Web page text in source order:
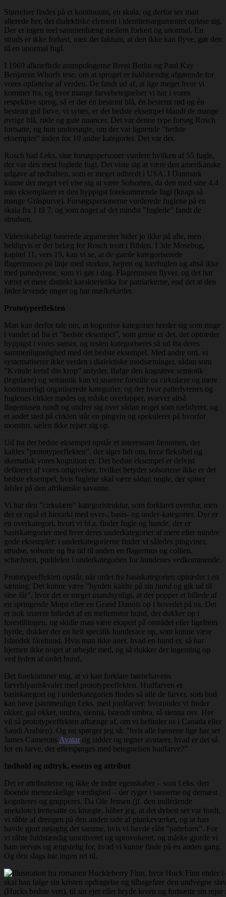
Størrelser findes på et kontinuum, en skala, og derfor ser man
allerede her, det dialektiske element i identitetsargumentet opløse sig.
Der er ingen reel sammenhæng mellem forkert og unormal. En
struds er ikke forkert, men det faktum, at den ikke kan flyve, gør den
til en unormal fugl.
I 1969 afkræftede antropologerne Brent Berlin og Paul Kay
Benjamin Whorfs tese, om at sproget er fuldstændig afgørende for
vores opfattelse af verden. De fandt ud af, at lige meget hvor vi
kommer fra, og hvor mange farvebetegnelser vi har i vores
respektive sprog, så er der én bestemt blå, én bestemt rød og én
bestemt gul farve, vi synes, er det bedste eksempel blandt de mange
øvrige blå, røde og gule nuancer. Det var denne type forsøg Rosch
fortsatte, og hun undersøgte, om der var lignende ”bedste
eksempler” inden for 10 andre kategorier. Det var der.
Rosch bad f.eks. sine forsøgspersoner vurdere hvilken af 55 fugle,
der var den mest fuglede fugl. Det viste sig at være den amerikanske
udgave af rødhalsen, som er meget udbredt i USA. I Danmark
kunne det meget vel vise sig at være Solsorten, da den med sine 4,4
mio eksemplarer er den hyppigst forekommende fugl (knapt så
mange Gråspurve). Forsøgspersonerne vurderede fuglene på en
skala fra 1 til 7, og som noget af det mindst ”fuglede” fandt de
strudsen.
Videnskabeligt baserede argumenter bider jo ikke på alle, men
heldigvis er der belæg for Rosch teori i Biblen. I 3de Mosebog,
kapitel 11, vers 19, kan vi se, at de gamle kategoriserede
flagermusen på linje med storken, hejren og hærfuglen og altså ikke
med pattedyrene, som vi gør i dag. Flagermusen flyver, og det har
været et mere distinkt karakteristika for patriarkerne, end det at den
føder levende unger og har mælkekirtler.
Prototypeeffekten
Man kan derfor tale om, at kognitive kategorier breder sig som ringe
i vandet ud fra et ”bedste eksempel”, som gerne er det, der optræder
hyppigst i vores sanser, og resten kategoriseres så ud fra deres
sammenlignelighed med det bedste eksempel. Med andre ord, vi
systematiserer ikke verden i dialektiske modsætninger, sådan som
”Kvinde kend din krop” antyder. Ifølge den kognitive semiotik
(tegnlære) og semantik kan vi snarere forstille os cirkulære og mere
kontinuerligt organiserede kategorier, og der hvor pattedyrenes og
fuglenes cirkler mødes og måske overlapper, svæver altså
flagemusen rundt og undrer sig over sådan noget som næbdyret, og
et andet sted på cirklen står en pingvin og spekulerer på hvorfor
monstro, sælen ikke rejser sig op.
Ud fra det bedste eksempel opstår et interessant fænomen, der
kaldes ”prototypeeffekten”, der siger lidt om, hvor fleksibel og
skematisk vores kognition er. Det bedste eksempel er delvist
defineret af vores omgivelser, hvilket betyder solsortene ikke er det
bedste eksempel, hvis fuglene skal være sådan nogle, der spiser
ådsler på den afrikanske savanne.
Vi har den ”cirkulære” kategoristruktur, som forklaret ovenfor, men
der er også et hierarki med over-, basis- og under-kategorier. Dyr er
en overkategori, hvori vi bl.a. finder fugle og hunde, der er
basiskategorier med hver deres underkategorier af mere eller mindre
gode eksempler: i underkategorierne finder vi således pingviner,
strudse, solsorte og fra tid til anden en flagermus og collien,
schæferen, puddelen i underkategorien for hundenes vedkommende.
Prototypeeffekten opstår, når ordet fra basiskategorien optræder i en
sætning: Det kunne være ”hyrden kaldte på sin hund og gik ud til
sine får”, hvor det er meget usandsynligt, at der popper et billede af
en springende Mops eller en Grand Danois op i hovedet på os. Det
er nok snarere billedet af en mellemstor hund, der dukker op i
forestillingen, og skulle man være ekspert på området eller ligefrem
hyrde, dukker der en helt specifik hunderace op, som kunne være
Islandsk fårehund. Hvis man ikke aner, hvad en hund er, så har
hjernen ikke noget at arbejde med, og så dukker der ingenting op
ved lyden af ordet hund.
Det forekommer mig, at vi kan forklare børnehavens
farveblyantskvaler med prototypeeffekten. Hudfarven er
basiskategori og i underkategorien findes så alle de farver, som hud
kan have (sammenlign f.eks. med jordfarver: hvorunder vi finder
okker, gul okker, umbra, sienna, brændt umbra, rå sienna osv. Her
vil så prototypeeffekten afhænge af, om vi befinder os i Canada eller
Saudi Arabien). Og nu spørger jeg så: ”hvis alle børnene lige har set
James Camerons Avatar og sidder og tegner avatarer, hvad er det så
for en farve, der efterspørges med betegnelsen hudfarve?”
Indhold og udtryk, essens og attribut
Det er attributterne og ikke de indre egenskaber – som f.eks. den
iboende menneskelige værdighed – der ryger i sanserne og dernæst
kogniteres og grupperes. Da Ole Jensen (jf. den indledende
anekdote) irettesatte os knægte, håber jeg, at det dybest set var fordi,
vi råbte af drengen på den anden side af plankeværket, og at han
havde gjort nøjagtig det samme, hvis vi havde råbt ”pattebarn”. For
vi råbte fuldstændig umotiveret og uprovokeret, og måske gjorde vi
ham nervøs og ængstelig for, hvad vi kunne finde på en anden gang.
Og den slags har ingen ret til.